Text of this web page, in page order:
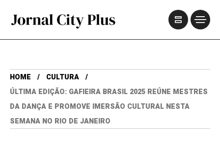
HOME
CULTURA
ÚLTIMA EDIÇÃO: GAFIEIRA BRASIL 2025 REÚNE MESTRES
DA DANÇA E PROMOVE IMERSÃO CULTURAL NESTA
SEMANA NO RIO DE JANEIRO